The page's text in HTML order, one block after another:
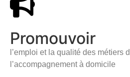
Promouvoir
l’emploi et la qualité des métiers
l’accompagnement à domicile